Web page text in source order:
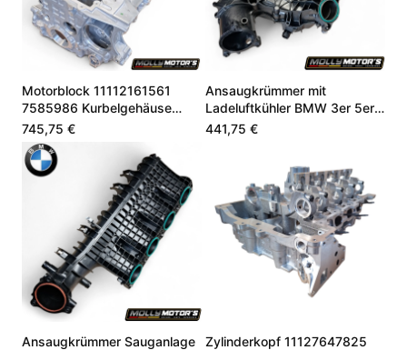
Motorblock 11112161561
7585986 Kurbelgehäuse
BMW 3.0 N55B30A
745,75 €
Ansaugkrümmer mit
Ladeluftkühler BMW 3er 5er
X3 2.0i 11618647975
441,75 €
Ansaugkrümmer Sauganlage
Zylinderkopf 11127647825